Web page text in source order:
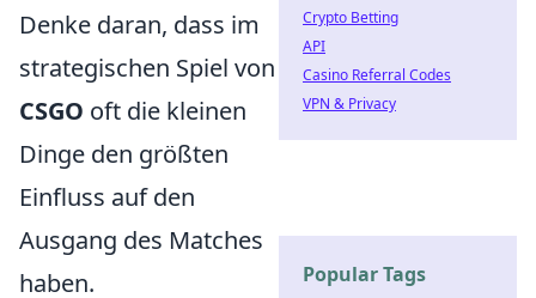
Denke daran, dass im
strategischen Spiel von
CSGO oft die kleinen
Dinge den größten
Einfluss auf den
Ausgang des Matches
haben.
Crypto Betting
API
Casino Referral Codes
VPN & Privacy
Popular Tags